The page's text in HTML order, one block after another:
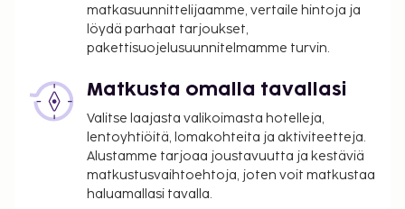
matkasuunnittelijaamme, vertaile hintoja ja
löydä parhaat tarjoukset,
pakettisuojelusuunnitelmamme turvin.
Matkusta omalla tavallasi
Valitse laajasta valikoimasta hotelleja,
lentoyhtiöitä, lomakohteita ja aktiviteetteja.
Alustamme tarjoaa joustavuutta ja kestäviä
matkustusvaihtoehtoja, joten voit matkustaa
haluamallasi tavalla.